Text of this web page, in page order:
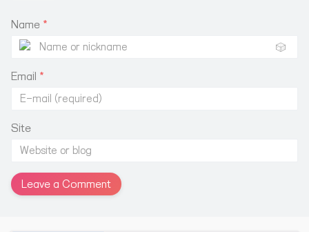
Name *
🎲
Email *
Site
Leave a Comment